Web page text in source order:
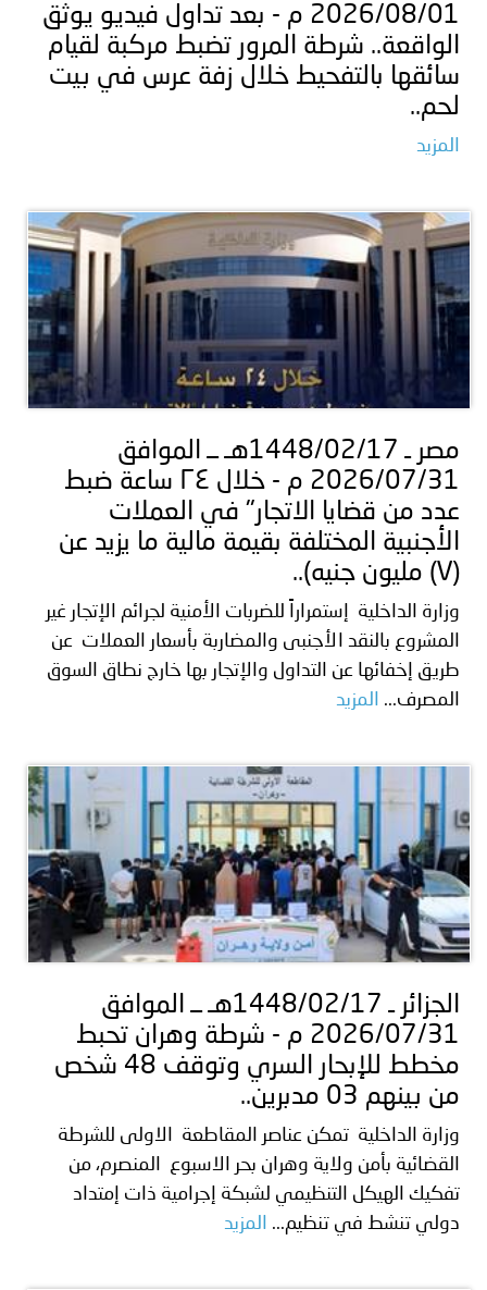
2026/08/01 م - بعد تداول فيديو يوثق
الواقعة.. شرطة المرور تضبط مركبة لقيام
سائقها بالتفحيط خلال زفة عرس في بيت
لحم..
المزيد
مصر ـ 1448/02/17هـ ــ الموافق
2026/07/31 م - خلال ٢٤ ساعة ضبط
عدد من قضايا الاتجار" في العملات
الأجنبية المختلفة بقيمة مالية ما يزيد عن
(۷) مليون جنيه)..
وزارة الداخلية إستمراراً للضربات الأمنية لجرائم الإتجار غير
المشروع بالنقد الأجنبى والمضاربة بأسعار العملات عن
طريق إخفائها عن التداول والإتجار بها خارج نطاق السوق
المصرف...
المزيد
الجزائر ـ 1448/02/17هـ ــ الموافق
2026/07/31 م - شرطة وهران تحبط
مخطط للإبحار السري وتوقف 48 شخص
من بينهم 03 مدبرين..
وزارة الداخلية تمكن عناصر المقاطعة الاولى للشرطة
القضائية بأمن ولاية وهران بحر الاسبوع المنصرم، من
تفكيك الهيكل التنظيمي لشبكة إجرامية ذات إمتداد
دولي تنشط في تنظيم...
المزيد